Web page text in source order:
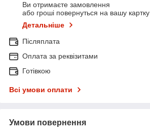
Ви отримаєте замовлення
або гроші повернуться на вашу картку
Детальніше
Післяплата
Оплата за реквізитами
Готівкою
Всі умови оплати
Умови повернення